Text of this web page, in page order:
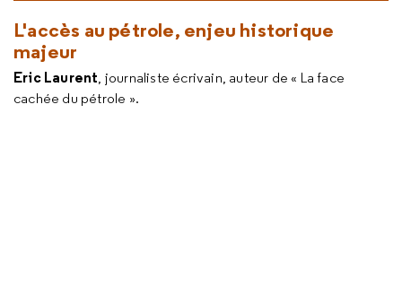
L'accès au pétrole, enjeu historique
majeur
Eric Laurent, journaliste écrivain, auteur de « La face
cachée du pétrole ».